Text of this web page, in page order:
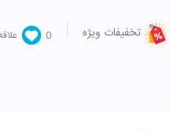
تخفیفات ویژه 0